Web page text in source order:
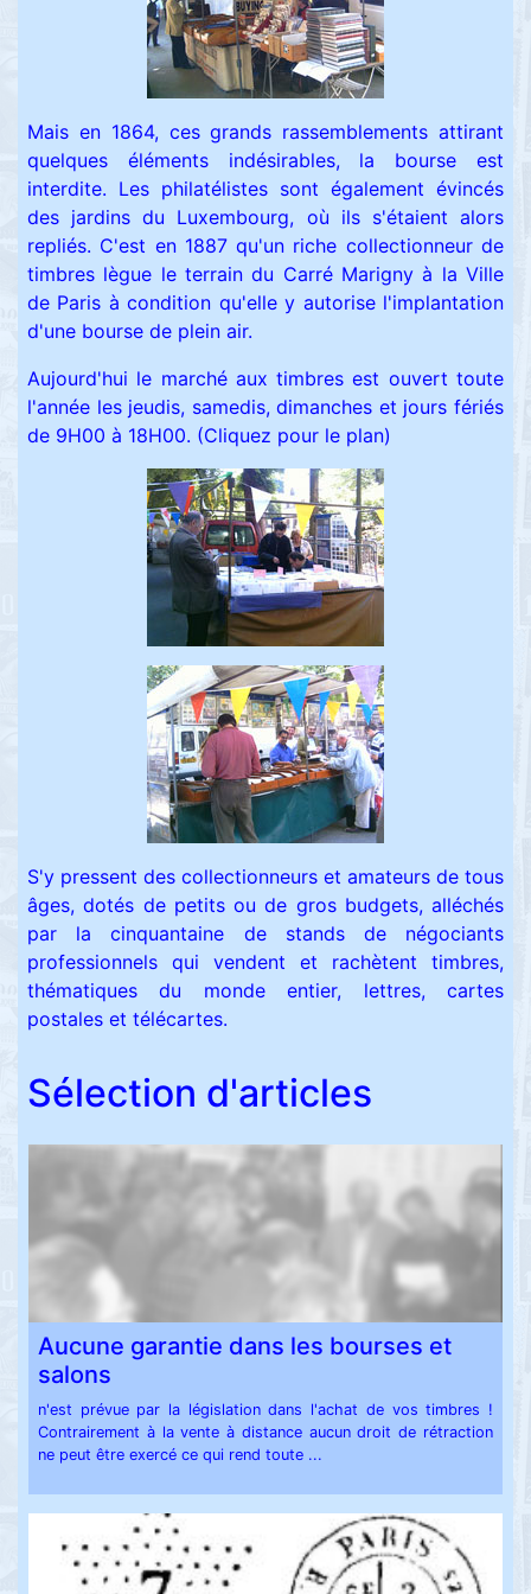
Mais en 1864, ces grands rassemblements attirant
quelques éléments indésirables, la bourse est
interdite. Les philatélistes sont également évincés
des jardins du Luxembourg, où ils s'étaient alors
repliés. C'est en 1887 qu'un riche collectionneur de
timbres lègue le terrain du Carré Marigny à la Ville
de Paris à condition qu'elle y autorise l'implantation
d'une bourse de plein air.
Aujourd'hui le marché aux timbres est ouvert toute
l'année les jeudis, samedis, dimanches et jours fériés
de 9H00 à 18H00. (Cliquez pour le plan)
S'y pressent des collectionneurs et amateurs de tous
âges, dotés de petits ou de gros budgets, alléchés
par la cinquantaine de stands de négociants
professionnels qui vendent et rachètent timbres,
thématiques du monde entier, lettres, cartes
postales et télécartes.
Sélection d'articles
Aucune garantie dans les bourses et
salons
n'est prévue par la législation dans l'achat de vos timbres !
Contrairement à la vente à distance aucun droit de rétraction
ne peut être exercé ce qui rend toute ...